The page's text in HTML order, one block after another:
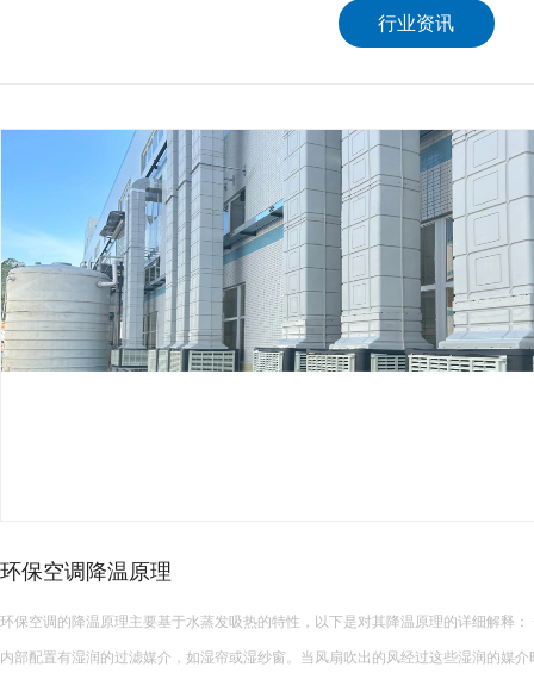
行业资讯
厂房降温想省电，别再乱装…
很多工厂降温陷入误区：夏天热了就加装风扇、堆砌普通空调，看似设备齐全，
越高，设备闲置浪费、投入打水漂。不同车间工况不同，盲目跟风安装设备，不仅